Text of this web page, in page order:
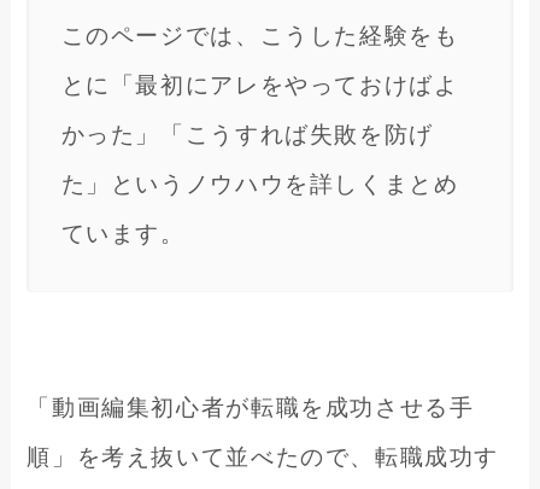
このページでは、こうした経験をも
とに「最初にアレをやっておけばよ
かった」「こうすれば失敗を防げ
た」というノウハウを詳しくまとめ
ています。
「動画編集初心者が転職を成功させる手
順」を考え抜いて並べたので、転職成功す